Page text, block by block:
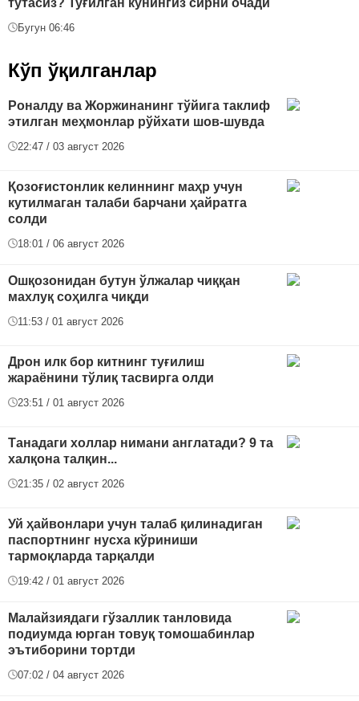
Бугун 06:46
Кўп ўқилганлар
Роналду ва Жоржинанинг тўйига таклиф
этилган меҳмонлар рўйхати шов-шувда
22:47 / 03 август 2026
Қозоғистонлик келиннинг маҳр учун
кутилмаган талаби барчани ҳайратга
солди
18:01 / 06 август 2026
Ошқозонидан бутун ўлжалар чиққан
махлуқ соҳилга чиқди
11:53 / 01 август 2026
Дрон илк бор китнинг туғилиш
жараёнини тўлиқ тасвирга олди
23:51 / 01 август 2026
Танадаги холлар нимани англатади? 9 та
халқона талқин...
21:35 / 02 август 2026
Уй ҳайвонлари учун талаб қилинадиган
паспортнинг нусха кўриниши
тармоқларда тарқалди
19:42 / 01 август 2026
Малайзиядаги гўзаллик танловида
подиумда юрган товуқ томошабинлар
эътиборини тортди
07:02 / 04 август 2026